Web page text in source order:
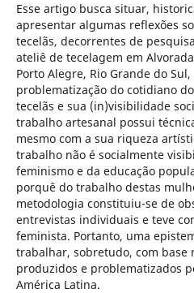
Esse artigo busca situar,
apresentar algumas reflexões
tecelãs, decorrentes de
ateliê de tecelagem em
Porto Alegre, Rio Grande do
problematização do cotidiano
tecelãs e sua (in)visibilidade
trabalho artesanal possui
mesmo com a sua riqueza
trabalho não é socialmente
feminismo e da educação
porquê do trabalho destas
metodologia constituiu-se de
entrevistas individuais e teve
feminista. Portanto, uma
trabalhar, sobretudo, com base
produzidos e problematizados
América Latina.